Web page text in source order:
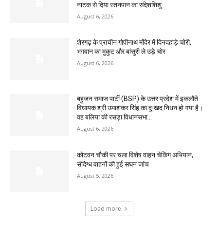
नाटक से दिया स्तनपान का संदेशशिशु...
August 6, 2026
शेरगढ़ के प्राचीन गोपीनाथ मंदिर में दिनदहाड़े चोरी,
भगवान का मुकुट और बांसुरी ले उड़े चोर
August 6, 2026
बहुजन समाज पार्टी (BSP) के उत्तर प्रदेश में इकलौते
विधायक श्री उमाशंकर सिंह का दुःखद निधन हो गया है।
वह बलिया की रसड़ा विधानसभा...
August 6, 2026
कोटवन चौकी पर चला विशेष वाहन चेकिंग अभियान,
संदिग्ध वाहनों की हुई सघन जांच
August 5, 2026
Load more